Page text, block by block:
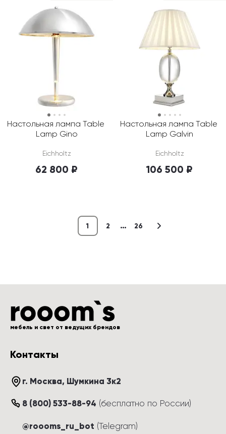
Настольная лампа Table
Lamp Gino
Eichholtz
62 800 ₽
Настольная лампа Table
Lamp Galvin
Eichholtz
106 500 ₽
1 2 … 26
мебель и свет от ведущих брендов
Контакты
г. Москва, Шумкина 3к2
8 (800) 533-88-94 (бесплатно по России)
@roooms_ru_bot (Telegram)